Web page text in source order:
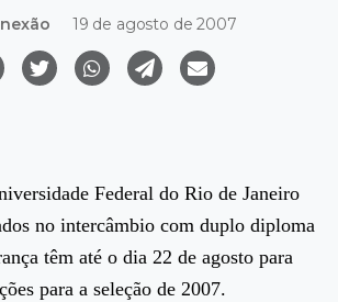
19 de agosto de 2007
Federal do Rio de Janeiro
no intercâmbio com duplo diploma
têm até o dia 22 de agosto para
para a seleção de 2007.